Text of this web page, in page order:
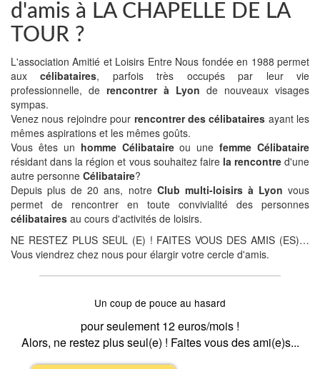
d'amis à LA CHAPELLE DE LA
TOUR ?
L'association Amitié et Loisirs Entre Nous fondée en 1988 permet
auxcélibataires, parfois très occupés par leur vie
professionnelle, de rencontrer à Lyon de nouveaux visages
sympas.
Venez nous rejoindre pour rencontrer des célibataires ayant les
mêmes aspirations et les mêmes goûts.
Vous êtes un homme Célibataireou unefemme Célibataire
résidant dans la région et vous souhaitez faire la rencontred'une
autre personne Célibataire?
Depuis plus de 20 ans, notre Club multi-loisirs à Lyon vous
permet de rencontrer en toute convivialité des personnes
célibataires au cours d'activités de loisirs.
NE RESTEZ PLUS SEUL (E) ! FAITES VOUS DES AMIS (ES)…
Vous viendrez chez nous pour élargir votre cercle d'amis.
Un coup de pouce au hasard
pour seulement 12 euros/mois !
Alors, ne restez plus seul(e) ! Faites vous des ami(e)s...